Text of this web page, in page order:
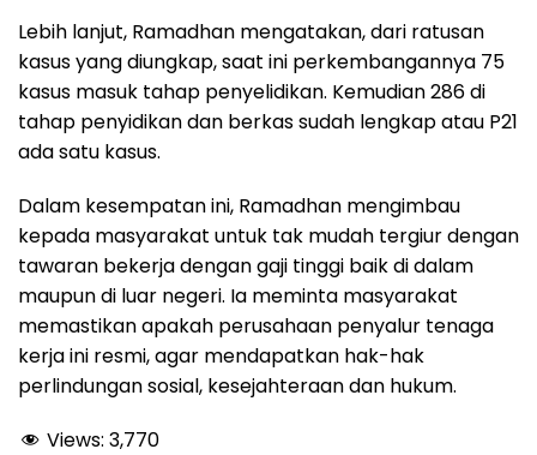
Lebih lanjut, Ramadhan mengatakan, dari ratusan
kasus yang diungkap, saat ini perkembangannya 75
kasus masuk tahap penyelidikan. Kemudian 286 di
tahap penyidikan dan berkas sudah lengkap atau P21
ada satu kasus.
Dalam kesempatan ini, Ramadhan mengimbau
kepada masyarakat untuk tak mudah tergiur dengan
tawaran bekerja dengan gaji tinggi baik di dalam
maupun di luar negeri. Ia meminta masyarakat
memastikan apakah perusahaan penyalur tenaga
kerja ini resmi, agar mendapatkan hak-hak
perlindungan sosial, kesejahteraan dan hukum.
Views: 3,770